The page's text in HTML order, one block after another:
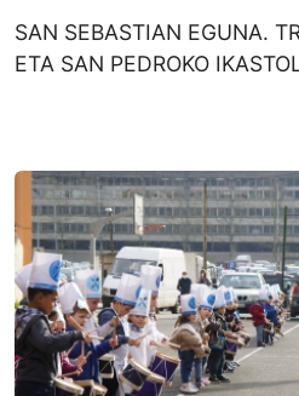
SAN SEBASTIAN EGUNA.
ETA SAN PEDROKO